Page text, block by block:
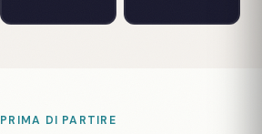
PRIMA DI PARTIRE